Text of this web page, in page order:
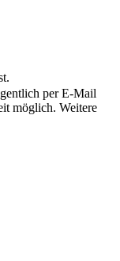
per E-Mail
möglich. Weitere